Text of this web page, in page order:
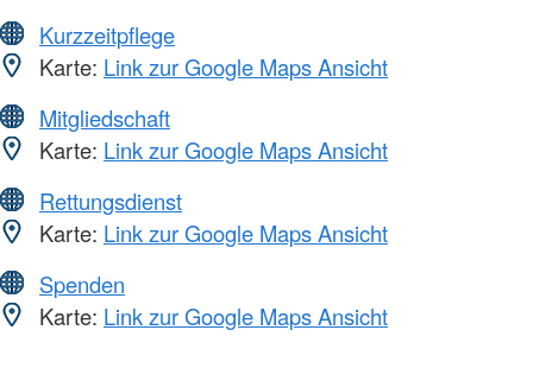
Kurzzeitpflege
Karte: Link zur Google Maps Ansicht
Mitgliedschaft
Karte: Link zur Google Maps Ansicht
Rettungsdienst
Karte: Link zur Google Maps Ansicht
Spenden
Karte: Link zur Google Maps Ansicht